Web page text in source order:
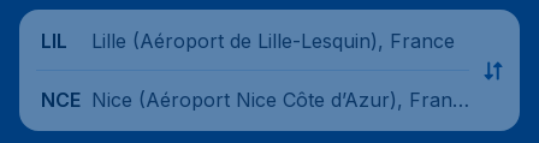
LIL Lille (Aéroport de Lille-Lesquin), France
NCE Nice (Aéroport Nice Côte d’Azur), Franc
e